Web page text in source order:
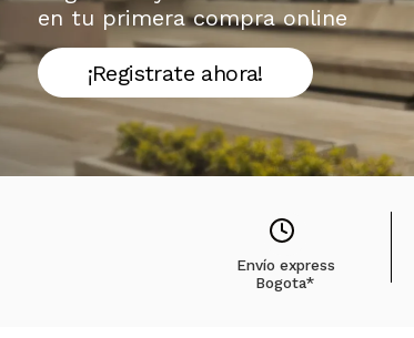
en tu primera compra online
¡Registrate ahora!
Envío express
Bogota*